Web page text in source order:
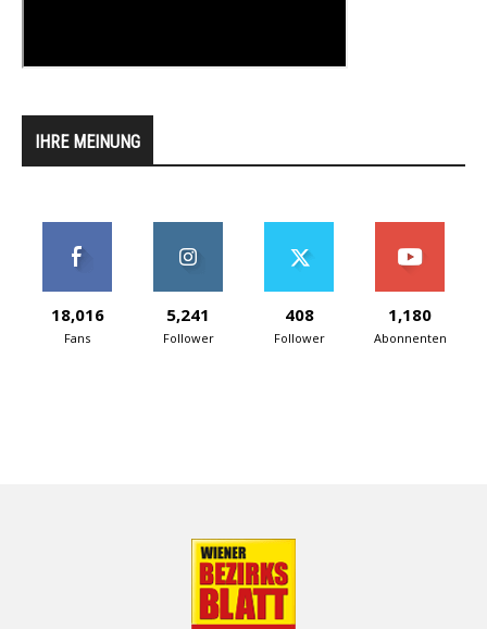
IHRE MEINUNG
18,016
Fans
5,241
Follower
408
Follower
1,180
Abonnenten